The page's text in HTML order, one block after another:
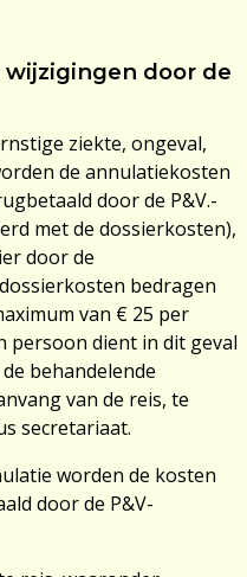
door de
ziekte, ongeval,
de annulatiekosten
door de P&V.-
met de dossierkosten),
door de
bedragen
van € 25 per
persoon dient in dit geval
behandelende
van de reis, te
secretariaat.
worden de kosten
door de P&V-